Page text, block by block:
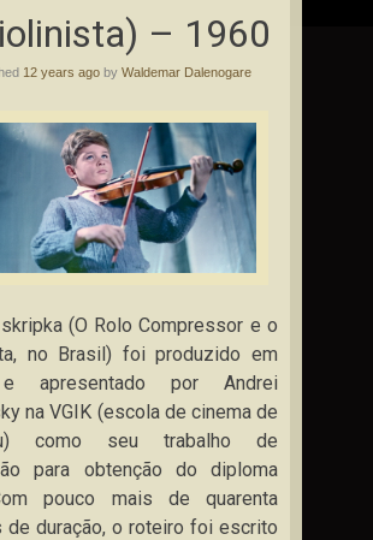
– 1960
12 years agoby Waldemar Dalenogare
(O Rolo Compressor e o
no Brasil) foi produzido em
apresentado por Andrei
na VGIK (escola de cinema de
como seu trabalho de
para obtenção do diploma
pouco mais de quarenta
de duração, o roteiro foi escrito